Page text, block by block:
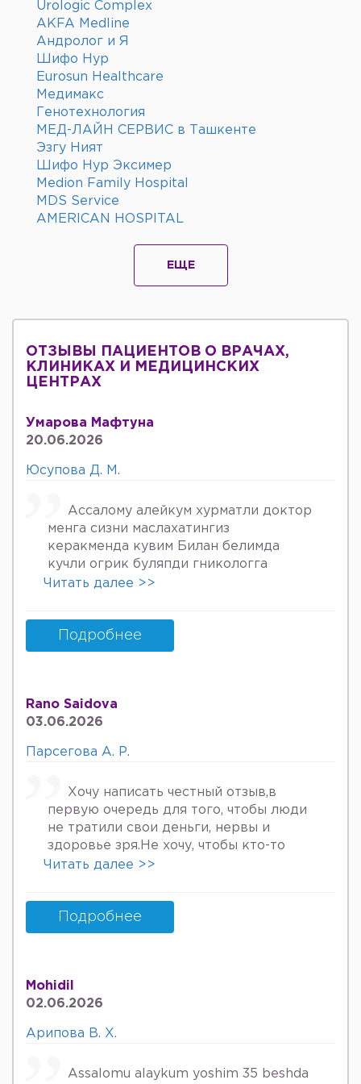
Urologic Complex
AKFA Medline
Андролог и Я
Шифо Нур
Eurosun Healthcare
Медимакс
Генотехнология
МЕД-ЛАЙН СЕРВИС в Ташкенте
Эзгу Ният
Шифо Нур Эксимер
Medion Family Hospital
MDS Service
AMERICAN HOSPITAL
ЕЩЕ
ОТЗЫВЫ ПАЦИЕНТОВ О ВРАЧАХ,
КЛИНИКАХ И МЕДИЦИНСКИХ
ЦЕНТРАХ
Умарова Мафтуна
20.06.2026
Юсупова Д. М.
Ассалому алейкум хурматли доктор
менга сизни маслахатингиз
керакменда кувим Билан белимда
кучли огрик буляпди гникологга
онкологов уролога хирурга учрадим
куйдирдик лекин фойдаси булмаяпди
охири вирус бормикин деган фикрга
келяпман шунинг учун хатто
Беринг 34га кирдим 3та фарзанди бор
хурмат Билан Мафтуна
Читать далее >>
Подробнее
Rano Saidova
03.06.2026
Парсегова А. Р.
Хочу написать честный отзыв,в
первую очередь для того, чтобы люди
не тратили свои деньги, нервы и
здоровье зря.Не хочу, чтобы кто-то
пережил то, что пережила я. Врач
врачебной этике и нормальном
человеческом отношении к людям.
Если хотите попасть в психбольницу
так унижать женщин, убивать в них
надежду, грубить и высокомерно
после осмотра на кресле и грубом
заметила кровяные выделения.
Читать далее >>
Подробнее
Mohidil
02.06.2026
Арипова В. Х.
Assalomu alaykum yoshim 35 beshda